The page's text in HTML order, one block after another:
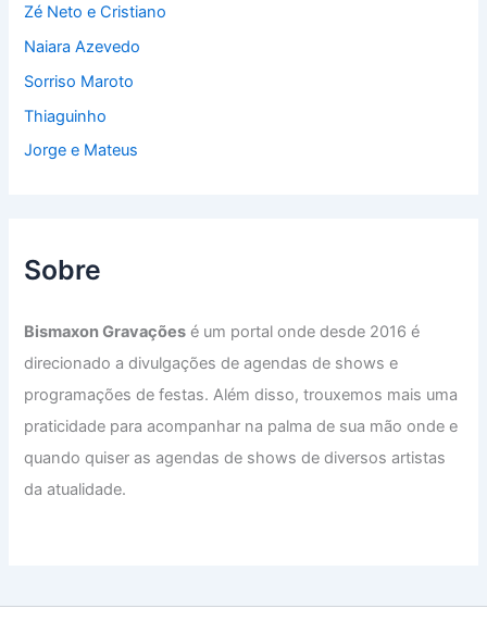
Zé Neto e Cristiano
Naiara Azevedo
Sorriso Maroto
Thiaguinho
Jorge e Mateus
Sobre
Bismaxon Gravações é um portal onde desde 2016 é
direcionado a divulgações de agendas de shows e
programações de festas. Além disso, trouxemos mais uma
praticidade para acompanhar na palma de sua mão onde e
quando quiser as agendas de shows de diversos artistas
da atualidade.